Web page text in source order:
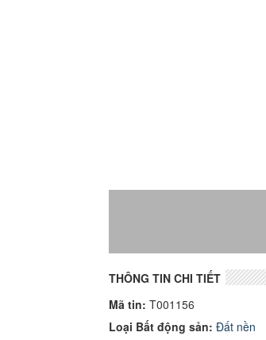
THÔNG TIN CHI TIẾT
Mã tin: T001156
Loại Bất động sản: Đất nền